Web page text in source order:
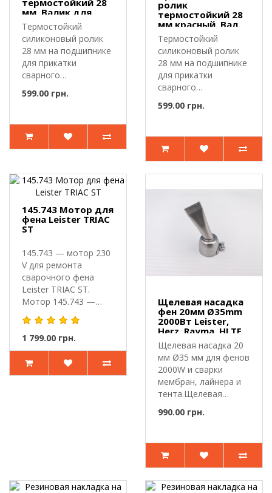
термостойкий 28
мм. Валик для
сварки ПВХ
мембраны,
лайнера, тента
Термостойкий
силиконовый ролик
28 мм на подшипнике
для прикатки
сварного
ролик предн..
599.00 грн.
ролик
термостойкий 28
мм красный. Валик
для сварки ПВХ
мембраны,
лайнера, тента
Термостойкий
силиконовый ролик
28 мм на подшипнике
для прикатки
сварного
ролик предн..
599.00 грн.
145.743 Мотор для
фена Leister TRIAC
ST
145.743 — мотор 230
V для ремонта
сварочного фена
Leister TRIAC ST.
Мотор 145.743 —
запасной электр..
1 799.00 грн.
Щелевая насадка
фен 20мм Ø35mm
2000Вт Leister,
Herz, Rayma, HLTE
Щелевая насадка 20
мм Ø35 мм для фенов
2000W и сварки
мембран, лайнера и
тента.Щелевая
990.00 грн.